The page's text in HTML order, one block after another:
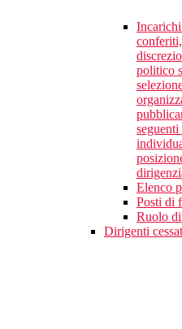
politico
Elenco
Posti di
Ruolo
Dirigenti